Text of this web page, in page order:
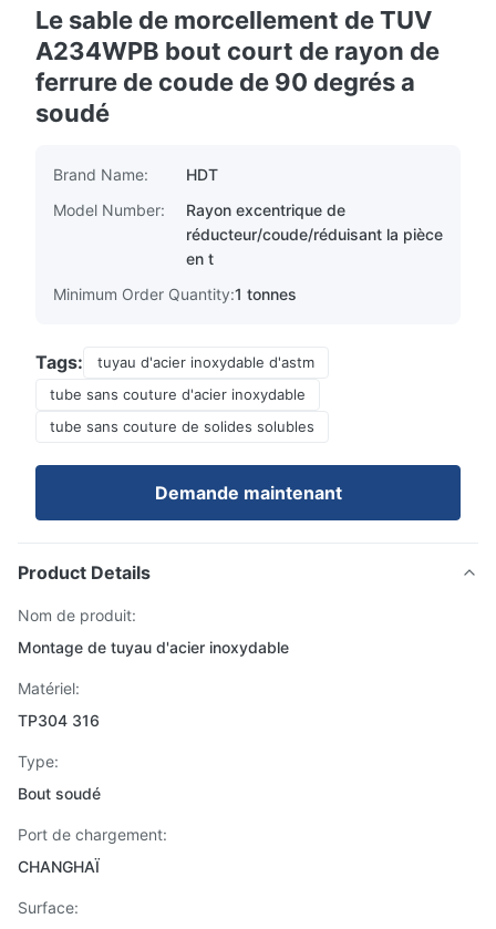
Le sable de morcellement de TUV
A234WPB bout court de rayon de
ferrure de coude de 90 degrés a
soudé
Brand Name:
HDT
Model Number:
Rayon excentrique de
réducteur/coude/réduisant la pièce
en t
Minimum Order Quantity:1 tonnes
Tags:
tuyau d'acier inoxydable d'astm
tube sans couture d'acier inoxydable
tube sans couture de solides solubles
Demande maintenant
Product Details
Nom de produit:
Montage de tuyau d'acier inoxydable
Matériel:
TP304 316
Type:
Bout soudé
Port de chargement:
CHANGHAÏ
Surface: